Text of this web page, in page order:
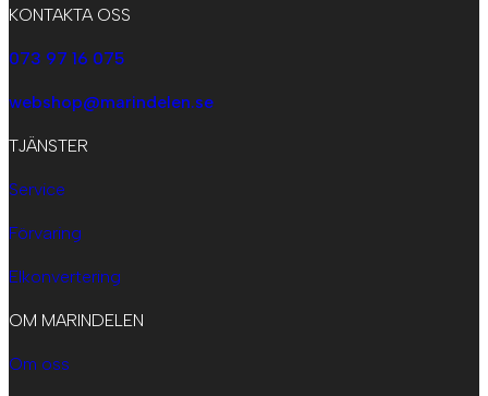
KONTAKTA OSS
073 97 16 075
webshop@marindelen.se
TJÄNSTER
Service
Förvaring
Elkonvertering
OM MARINDELEN
Om oss